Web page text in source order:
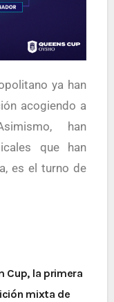
acogiendo a
han
que han
es el turno de
Cup, la primera
mixta de